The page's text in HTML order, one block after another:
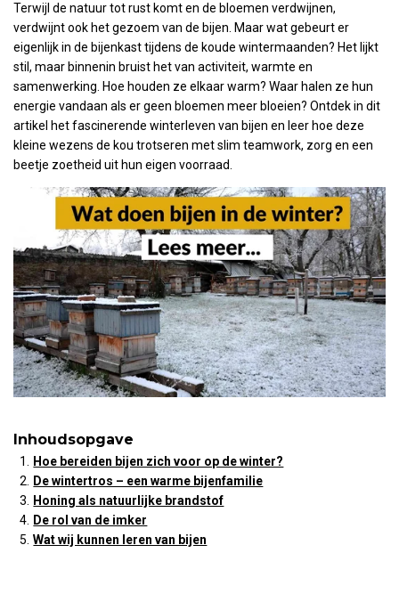
Terwijl de natuur tot rust komt en de bloemen verdwijnen,
verdwijnt ook het gezoem van de bijen. Maar wat gebeurt er
eigenlijk in de bijenkast tijdens de koude wintermaanden? Het lijkt
stil, maar binnenin bruist het van activiteit, warmte en
samenwerking. Hoe houden ze elkaar warm? Waar halen ze hun
energie vandaan als er geen bloemen meer bloeien? Ontdek in dit
artikel het fascinerende winterleven van bijen en leer hoe deze
kleine wezens de kou trotseren met slim teamwork, zorg en een
beetje zoetheid uit hun eigen voorraad.
Inhoudsopgave
Hoe bereiden bijen zich voor op de winter?
De wintertros – een warme bijenfamilie
Honing als natuurlijke brandstof
De rol van de imker
Wat wij kunnen leren van bijen